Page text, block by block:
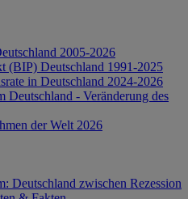
2005-2026
(BIP) Deutschland 1991-2025
in Deutschland 2024-2026
Deutschland - Veränderung des
der Welt 2026
Deutschland zwischen Rezession